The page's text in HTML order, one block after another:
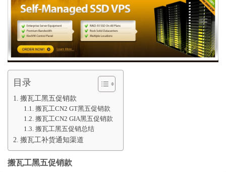
目录
搬瓦工黑五促销款
搬瓦工CN2 GT黑五促销款
搬瓦工CN2 GIA黑五促销款
搬瓦工黑五促销总结
搬瓦工补货通知渠道
搬瓦工黑五促销款